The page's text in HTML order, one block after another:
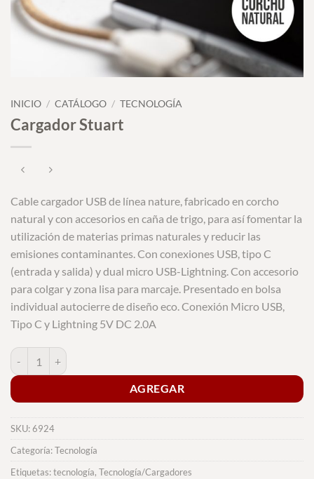
INICIO / CATÁLOGO / TECNOLOGÍA
Cargador Stuart
Cable cargador USB de línea nature, fabricado en corcho
natural y con accesorios en caña de trigo, para así fomentar la
utilización de materias primas naturales y reducir las
emisiones contaminantes. Con conexiones USB, tipo C
(entrada y salida) y dual micro USB-Lightning. Con accesorio
para colgar y zona lisa para marcaje. Presentado en bolsa
individual autocierre de diseño eco. Conexión Micro USB,
Tipo C y Lightning 5V DC 2.0A
Cargador Stuart cantidad
AGREGAR
SKU:6924
Categoría:Tecnología
Etiquetas:tecnología, Tecnología/Cargadores